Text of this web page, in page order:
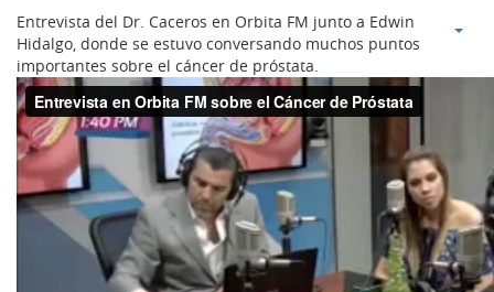
Entrevista del Dr. Caceros en Orbita FM junto a Edwin
Hidalgo, donde se estuvo conversando muchos puntos
importantes sobre el cáncer de próstata.